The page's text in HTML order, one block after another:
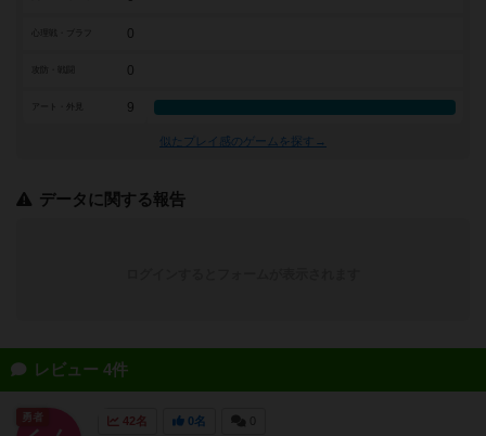
0
0
アート・外見 9
似たプレイ感のゲームを探す→
データに関する報告
レビュー 4件
42名 0名
勇者